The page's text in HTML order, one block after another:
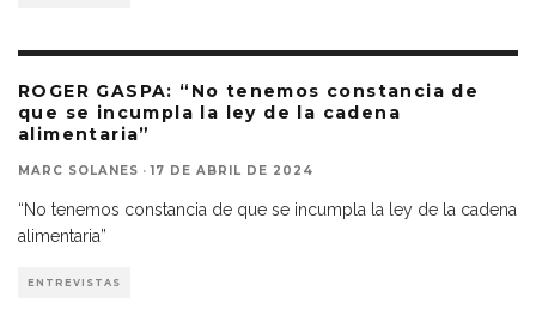
ROGER GASPA: “No tenemos constancia de
que se incumpla la ley de la cadena
alimentaria”
MARC SOLANES · 17 DE ABRIL DE 2024
“No tenemos constancia de que se incumpla la ley de la cadena
alimentaria”
ENTREVISTAS